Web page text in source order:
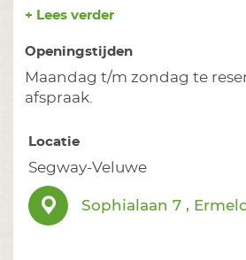
+ Lees verder
Openingstijden
Maandag t/m zondag te
afspraak.
Locatie
Segway-Veluwe
Sophialaan 7 ,